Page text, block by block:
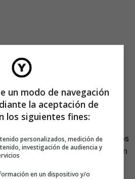
de social media, pero no
una red social”, expllica Berger.
posible que escritores y expertos
desarrollar todo su potencial en
con editores profesionales y
un modo de navegación
la aceptación de
los siguientes fines:
personalizados, medición de
investigación de audiencia y
en un dispositivo y/o